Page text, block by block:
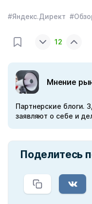
#Яндекс.Директ
12
Мнение
Партнерские блоги.
заявляют о себе и
Поделитесь